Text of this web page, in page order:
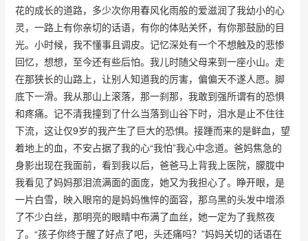
花的成长的道路，多少次你用春风化雨般的爱滋润了我幼小的心
灵，一路上有你亲切的话语，有你的体贴关怀，有你那鼓励的目
光。小时候，我不懂事且调皮。记忆深处有一个不想触及的悲惨
回忆，想想，至今还有些后怕。我儿时随父母来到一座小山。走
在那狭长的山路上，让别人知道我的厉害，偏偏天不遂人愿。脚
底下一滑。我从那山上滚落，那一刹那，我敢到强所谓有的恐惧
和疼痛。记不清我撞到了什么当落到山谷下时，泪水是止不住往
下流，这让仅9岁的我产生了巨大的恐惧。接踵而来的是鲜血，望
着地上的血，不安占据了我的心“我怕”我心中念道。爸妈焦急的
身影出现在我面前，看到我以后，爸爸马上背我上医院，朦胧中
我看见了妈妈那泪流满面的面庞，她又为我担心了。睁开眼，是
一片白雪，映入眼帘的是妈妈憔悴的面容，那乌黑的头发中增添
了不少白丝，那明亮的眼睛中布满了血丝，她一定为了我熬夜
了。“孩子你终于醒了好点了吧，头还痛吗？”妈妈关切的话语在